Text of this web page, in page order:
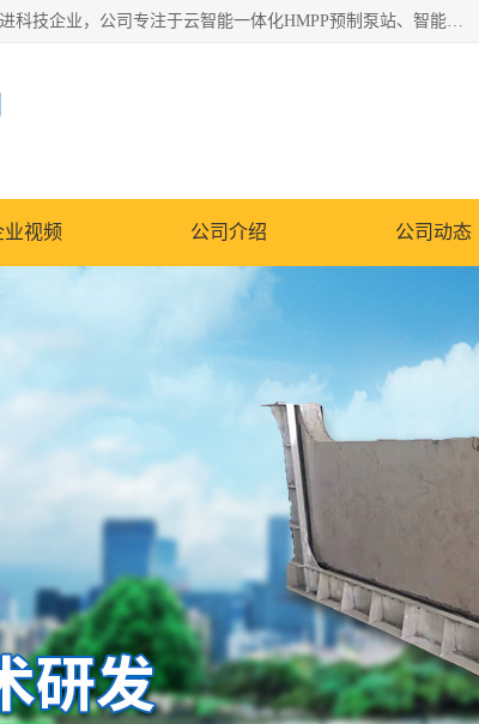
青岛铭源环保科技有限公司是一家专注于环保与智慧水务领域的先进科技企业，公司专注于云智能一体化HMPP预制泵站、智能截流井设备、调蓄池雨洪管理设备、水务循环利用、云智慧水务开发及新型环保技术研发等领域。
业视频 公司介绍 公司动态